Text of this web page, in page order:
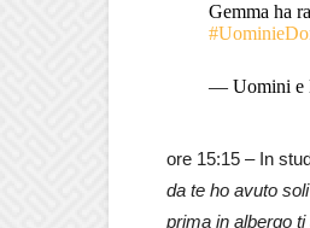
Gemma ha
— Uomini e
ore 15:15 – In
da te ho avuto
prima in albergo